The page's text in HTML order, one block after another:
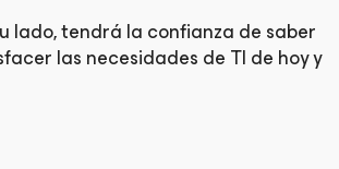
lado, tendrá la confianza de saber
las necesidades de TI de hoy y